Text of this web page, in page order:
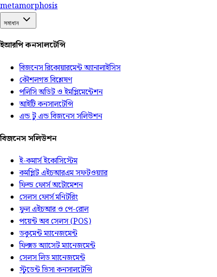
metamorphosis
সমাধান
ইআরপি কনসালটেন্সি
বিজনেস রিকোয়ারমেন্ট অ্যানালাইসিস
কৌশলগত বিশ্লেষণ
পলিসি অডিট ও ইমপ্লিমেন্টেশন
আইটি কনসালটেন্সি
এন্ড টু এন্ড বিজনেস সলিউশন
বিজনেস সলিউশন
ই-কমার্স ইকোসিস্টেম
কমপ্লিট এইচআরএম সফটওয়্যার
ফিল্ড ফোর্স অটোমেশন
সেলস ফোর্স মনিটরিং
ফুল এইচআর ও পে-রোল
পয়েন্ট অব সেলস (POS)
ডকুমেন্ট ম্যানেজমেন্ট
ফিক্সড অ্যাসেট ম্যানেজমেন্ট
সেলস লিড ম্যানেজমেন্ট
স্টুডেন্ট ভিসা কনসালটেন্সি